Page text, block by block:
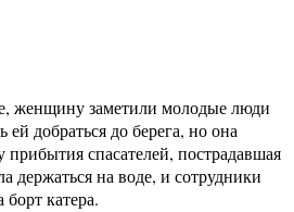
женщину заметили молодые люди
ей добраться до берега, но она
спасателей, пострадавшая
держаться на воде, и сотрудники
катера.